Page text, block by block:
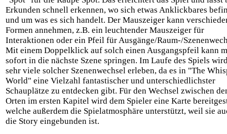
Erkunden schnell erkennen, wo sich etwas Anklickbares
und um was es sich handelt. Der Mauszeiger kann
Formen annehmen, z.B. ein leuchtender Mauszeiger für
Interaktionen oder ein Pfeil für Ausgänge/Raum-/
Mit einem Doppelklick auf solch einen Ausgangspfeil kann
sofort in die nächste Szene springen. Im Laufe des Spiels
sehr viele solcher Szenenwechsel erleben, da es in "The
World" eine Vielzahl fantastischer und unterschiedlichster
Schauplätze zu entdecken gibt. Für den Wechsel zwischen
Orten im ersten Kapitel wird dem Spieler eine Karte
welche außerdem die Spielatmosphäre unterstützt, weil sie
die Story eingebunden ist.